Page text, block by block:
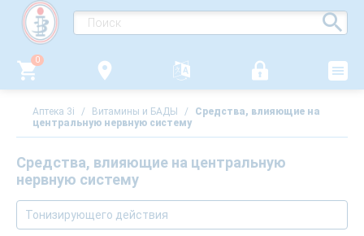
0
Аптека 3i / Витамины и БАДЫ /
Средства, влияющие на
центральную нервную систему
Средства, влияющие на центральную
нервную систему
Тонизирующего действия